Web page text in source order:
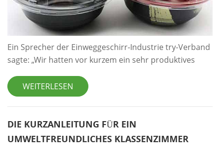
Ein Sprecher der Einweggeschirr-Industrie try-Verband
sagte: „Wir hatten vor kurzem ein sehr produktives
Lebensmittelbehälter Co., Ltd. und machte sehr
deutlich, dass diese Marktbeschränkungen nur für
gelten und dass wir uns zu einem späteren Zeitpunkt
umfassend an Plänen für Lebensmittelbehälter
WEITERLESEN
DIE KURZANLEITUNG FÜR EIN
UMWELTFREUNDLICHES KLASSENZIMMER